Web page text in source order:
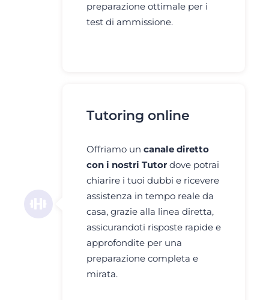
preparazione ottimale per i
test di ammissione.
Tutoring online
Offriamo un canale diretto
con i nostri Tutor dove potrai
chiarire i tuoi dubbi e ricevere
assistenza in tempo reale da
casa, grazie alla linea diretta,
assicurandoti risposte rapide e
approfondite per una
preparazione completa e
mirata.